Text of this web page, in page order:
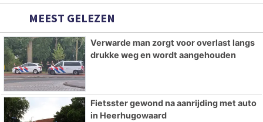
MEEST GELEZEN
Verwarde man zorgt voor overlast langs
drukke weg en wordt aangehouden
Fietsster gewond na aanrijding met auto
in Heerhugowaard